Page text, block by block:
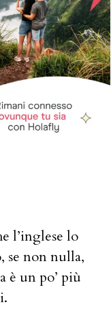
l’inglese lo
se non nulla,
è un po’ più